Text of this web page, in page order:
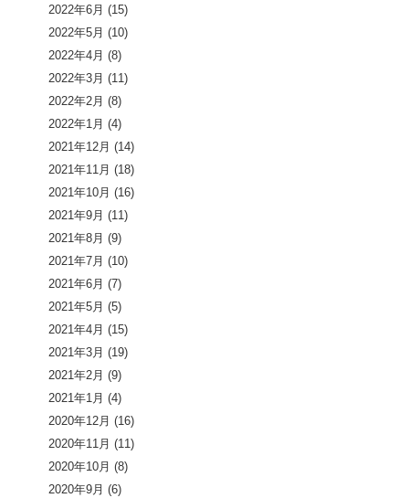
2022年6月 (15)
2022年5月 (10)
2022年4月 (8)
2022年3月 (11)
2022年2月 (8)
2022年1月 (4)
2021年12月 (14)
2021年11月 (18)
2021年10月 (16)
2021年9月 (11)
2021年8月 (9)
2021年7月 (10)
2021年6月 (7)
2021年5月 (5)
2021年4月 (15)
2021年3月 (19)
2021年2月 (9)
2021年1月 (4)
2020年12月 (16)
2020年11月 (11)
2020年10月 (8)
2020年9月 (6)